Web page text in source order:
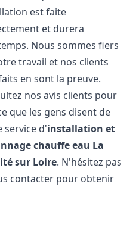
est faite
et durera
Nous sommes fiers
travail et nos clients
en sont la preuve.
nos avis clients pour
que les gens disent de
service d'installation et
chauffe eau La
sur Loire. N'hésitez pas
contacter pour obtenir